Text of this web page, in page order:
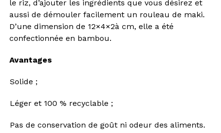
le riz, d’ajouter les ingrédients que vous désirez et
aussi de démouler facilement un rouleau de maki.
D’une dimension de 12×4×2à cm, elle a été
confectionnée en bambou.
Avantages
Solide ;
Léger et 100 % recyclable ;
Pas de conservation de goût ni odeur des aliments.